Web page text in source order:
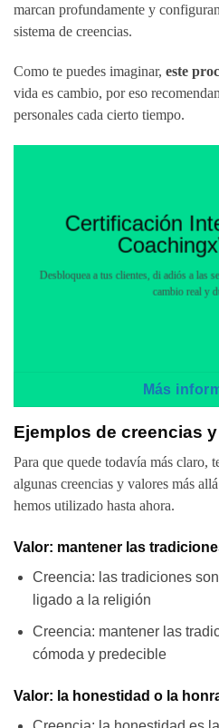
marcan profundamente y
sistema de creencias.
Como te puedes imaginar, este
vida es cambio, por eso
personales cada cierto tiempo.
Certificación
Desbloquea a tus clientes, di adiós a las
cambio real y
Más
Ejemplos de creencias
Para que quede todavía más claro,
algunas creencias y valores más
hemos utilizado hasta ahora.
Valor: mantener las
Creencia: las tradiciones
ligado a la religión
Creencia: mantener las
cómoda y predecible
Valor: la honestidad o la